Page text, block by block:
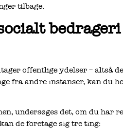
tilbage.
bedrageri
offentlige ydelser – altså
fra andre instanser, kan du
undersøges det, om du har
de foretage sig tre ting: